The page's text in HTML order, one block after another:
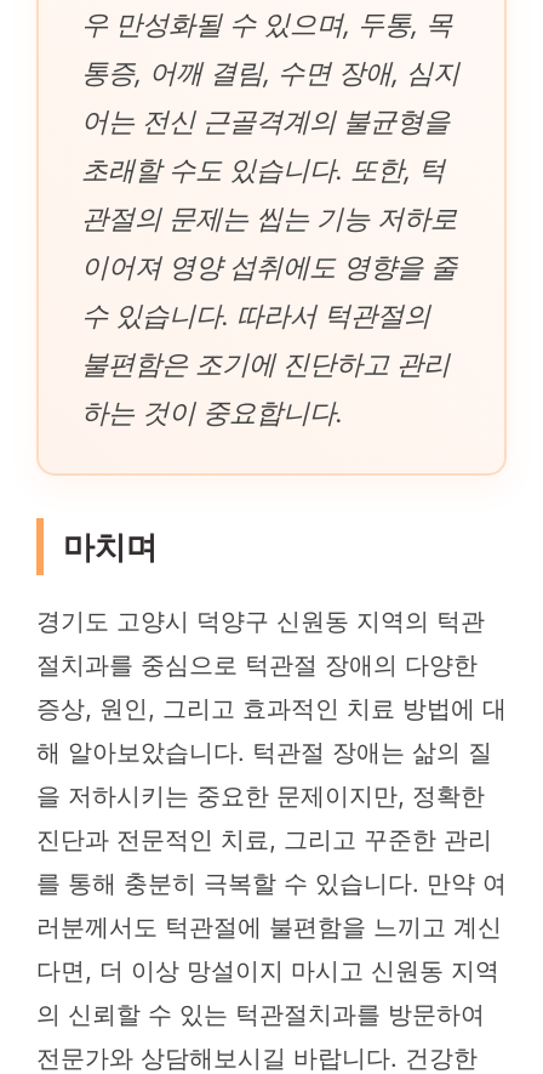
우 만성화될 수 있으며, 두통, 목
통증, 어깨 결림, 수면 장애, 심지
어는 전신 근골격계의 불균형을
초래할 수도 있습니다. 또한, 턱
관절의 문제는 씹는 기능 저하로
이어져 영양 섭취에도 영향을 줄
수 있습니다. 따라서 턱관절의
불편함은 조기에 진단하고 관리
하는 것이 중요합니다.
마치며
경기도 고양시 덕양구 신원동 지역의 턱관
절치과를 중심으로 턱관절 장애의 다양한
증상, 원인, 그리고 효과적인 치료 방법에 대
해 알아보았습니다. 턱관절 장애는 삶의 질
을 저하시키는 중요한 문제이지만, 정확한
진단과 전문적인 치료, 그리고 꾸준한 관리
를 통해 충분히 극복할 수 있습니다. 만약 여
러분께서도 턱관절에 불편함을 느끼고 계신
다면, 더 이상 망설이지 마시고 신원동 지역
의 신뢰할 수 있는 턱관절치과를 방문하여
전문가와 상담해보시길 바랍니다. 건강한